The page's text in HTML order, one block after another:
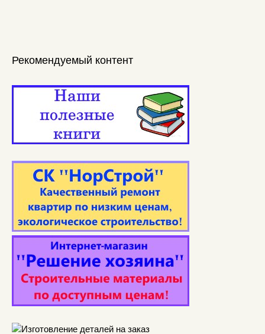
Рекомендуемый контент